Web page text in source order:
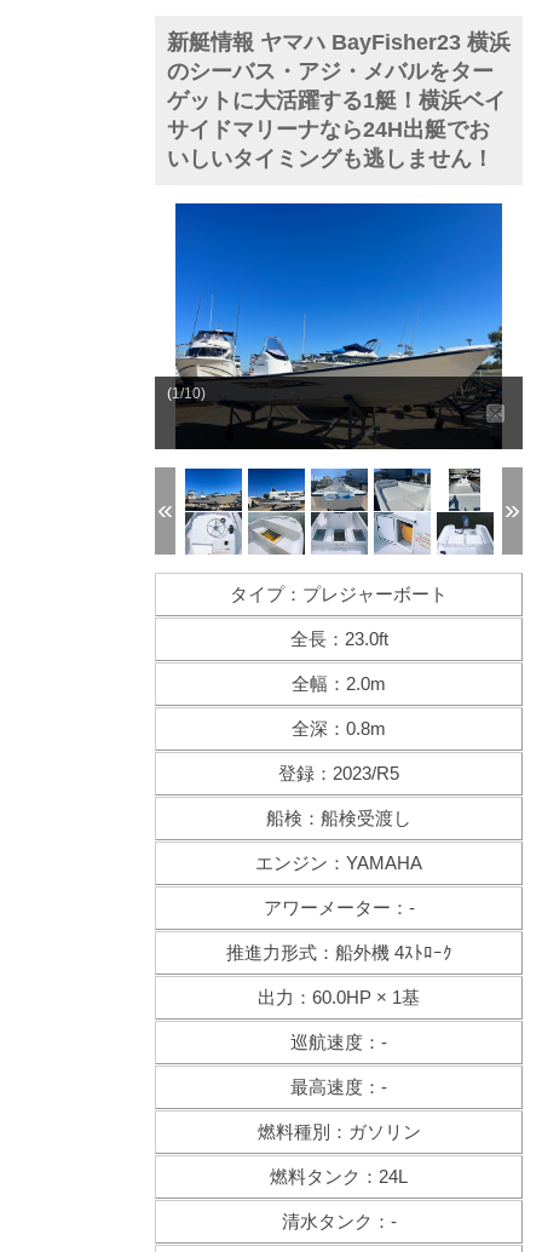
新艇情報 ヤマハ BayFisher23 横浜
のシーバス・アジ・メバルをター
ゲットに大活躍する1艇！横浜ベイ
サイドマリーナなら24H出艇でお
いしいタイミングも逃しません！
(1/10)
タイプ：プレジャーボート
全長：23.0ft
全幅：2.0m
全深：0.8m
登録：2023/R5
船検：船検受渡し
エンジン：YAMAHA
アワーメーター：-
推進力形式：船外機 4ｽﾄﾛｰｸ
出力：60.0HP × 1基
巡航速度：-
最高速度：-
燃料種別：ガソリン
燃料タンク：24L
清水タンク：-